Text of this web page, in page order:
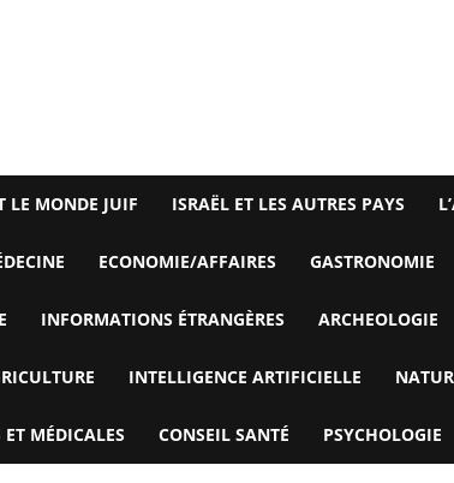
LE MONDE JUIF ISRAËL ET LES AUTRES PAYS
ECONOMIE/AFFAIRES GASTRONOMIE
INFORMATIONS ÉTRANGÈRES ARCHEOLOGIE
INTELLIGENCE ARTIFICIELLE
MÉDICALES CONSEIL SANTÉ PSYCHOLOGIE